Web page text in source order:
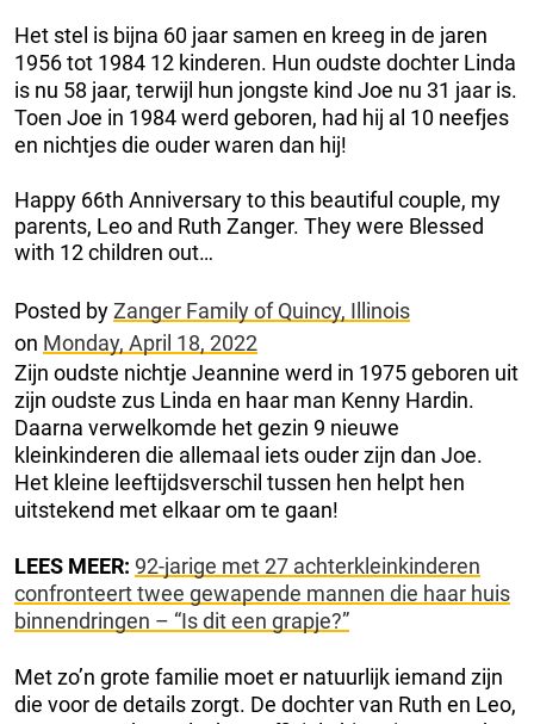
Het stel is bijna 60 jaar samen en kreeg in de jaren
1956 tot 1984 12 kinderen. Hun oudste dochter Linda
is nu 58 jaar, terwijl hun jongste kind Joe nu 31 jaar is.
Toen Joe in 1984 werd geboren, had hij al 10 neefjes
en nichtjes die ouder waren dan hij!
Happy 66th Anniversary to this beautiful couple, my
parents, Leo and Ruth Zanger. They were Blessed
with 12 children out…
Posted byZanger Family of Quincy, Illinois
on Monday, April 18, 2022
Zijn oudste nichtje Jeannine werd in 1975 geboren uit
zijn oudste zus Linda en haar man Kenny Hardin.
Daarna verwelkomde het gezin 9 nieuwe
kleinkinderen die allemaal iets ouder zijn dan Joe.
Het kleine leeftijdsverschil tussen hen helpt hen
uitstekend met elkaar om te gaan!
LEES MEER: 92-jarige met 27 achterkleinkinderen
confronteert twee gewapende mannen die haar huis
binnendringen – “Is dit een grapje?”
Met zo’n grote familie moet er natuurlijk iemand zijn
die voor de details zorgt. De dochter van Ruth en Leo,